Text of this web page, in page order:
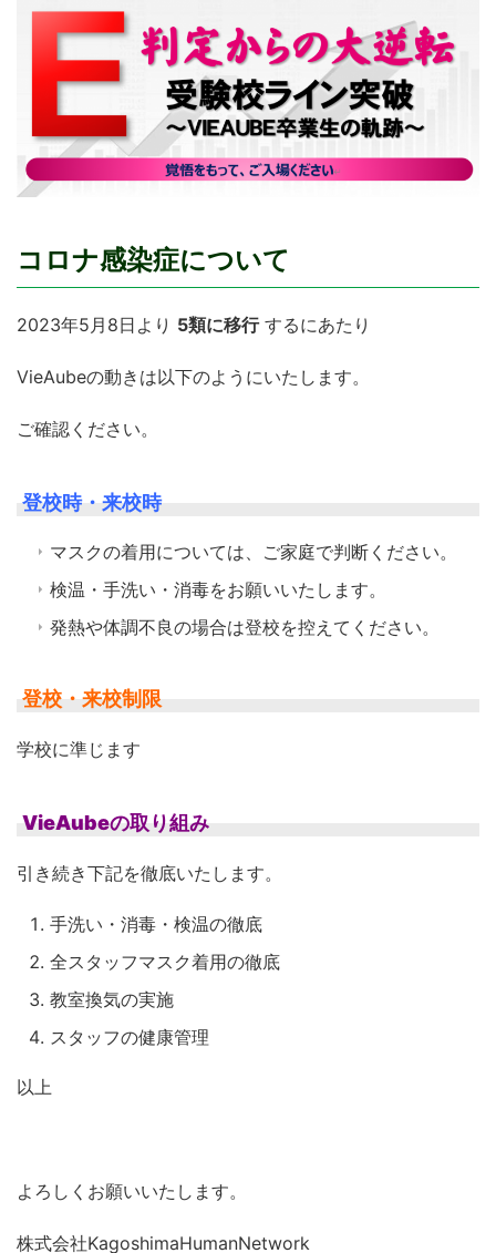
コロナ感染症について
2023年5月8日より 5類に移行 するにあたり
VieAubeの動きは以下のようにいたします。
ご確認ください。
登校時・来校時
マスクの着用については、ご家庭で判断ください。
検温・手洗い・消毒をお願いいたします。
発熱や体調不良の場合は登校を控えてください。
登校・来校制限
学校に準じます
VieAubeの取り組み
引き続き下記を徹底いたします。
手洗い・消毒・検温の徹底
全スタッフマスク着用の徹底
教室換気の実施
スタッフの健康管理
以上
よろしくお願いいたします。
株式会社KagoshimaHumanNetwork